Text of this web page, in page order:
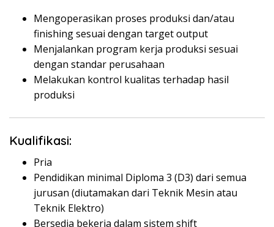
Mengoperasikan proses produksi dan/atau
finishing sesuai dengan target output
Menjalankan program kerja produksi sesuai
dengan standar perusahaan
Melakukan kontrol kualitas terhadap hasil
produksi
Kualifikasi:
Pria
Pendidikan minimal Diploma 3 (D3) dari semua
jurusan (diutamakan dari Teknik Mesin atau
Teknik Elektro)
Bersedia bekerja dalam sistem shift